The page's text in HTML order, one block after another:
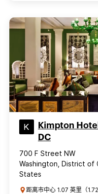
Kimpton
DC
700 F Street NW
Washington, District of
States
距离市中心 1.07 英里（